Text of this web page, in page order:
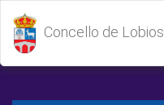
Concello de Lobios